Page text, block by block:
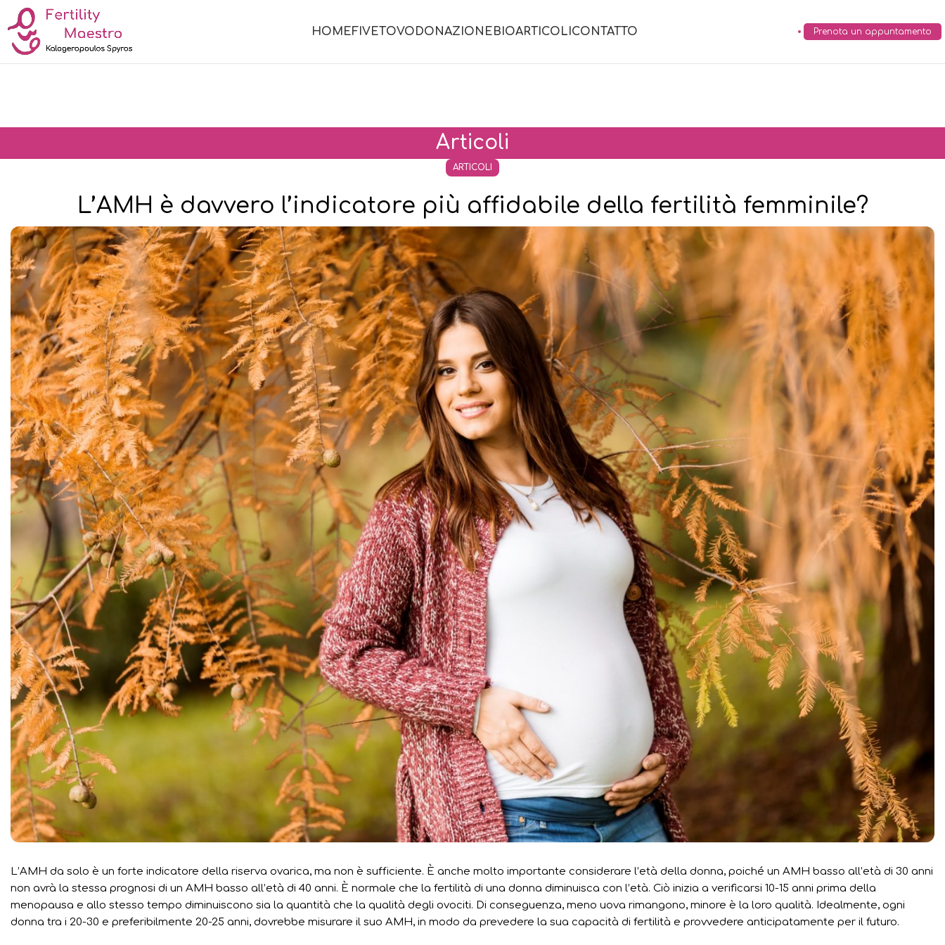
HOMEFIVETOVODONAZIONE BIOΑRTICOLI CONTATTO Prenota un appuntamento
Αrticoli
ΑRTICOLI
L’AMH è davvero l’indicatore più affidabile della fertilità femminile?
L’AMH da solo è un forte indicatore della riserva ovarica, ma non è sufficiente. È anche molto importante considerare l’età della donna, poiché un AMH basso all’età di 30 anni
non avrà la stessa prognosi di un AMH basso all’età di 40 anni. È normale che la fertilità di una donna diminuisca con l’età. Ciò inizia a verificarsi 10-15 anni prima della
menopausa e allo stesso tempo diminuiscono sia la quantità che la qualità degli ovociti. Di conseguenza, meno uova rimangono, minore è la loro qualità. Idealmente, ogni
donna tra i 20-30 e preferibilmente 20-25 anni, dovrebbe misurare il suo AMH, in modo da prevedere la sua capacità di fertilità e provvedere anticipatamente per il futuro.